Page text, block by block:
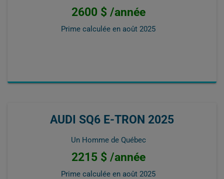
2600 $ /année
Prime calculée en août 2025
AUDI SQ6 E-TRON 2025
Un Homme de Québec
2215 $ /année
Prime calculée en août 2025